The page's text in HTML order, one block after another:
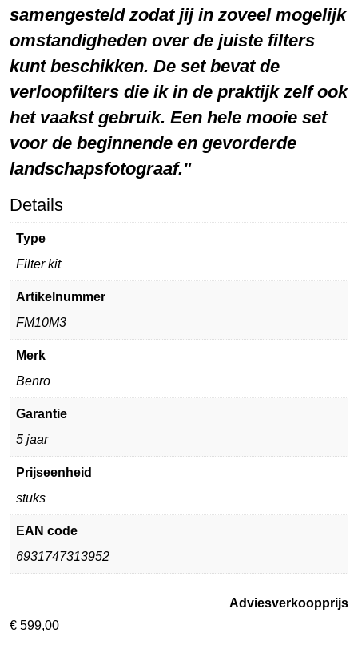
samengesteld zodat jij in zoveel mogelijk
omstandigheden over de juiste filters
kunt beschikken. De set bevat de
verloopfilters die ik in de praktijk zelf ook
het vaakst gebruik. Een hele mooie set
voor de beginnende en gevorderde
landschapsfotograaf.
Details
Type
Filter kit
Artikelnummer
FM10M3
Merk
Benro
Garantie
5 jaar
Prijseenheid
stuks
EAN code
6931747313952
Adviesverkoopprijs
€ 599,00